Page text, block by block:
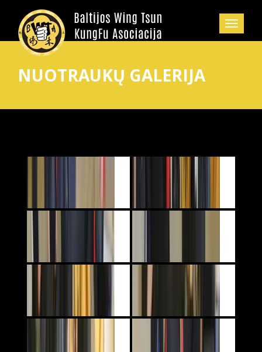
NUOTRAUKŲ GALERIJA